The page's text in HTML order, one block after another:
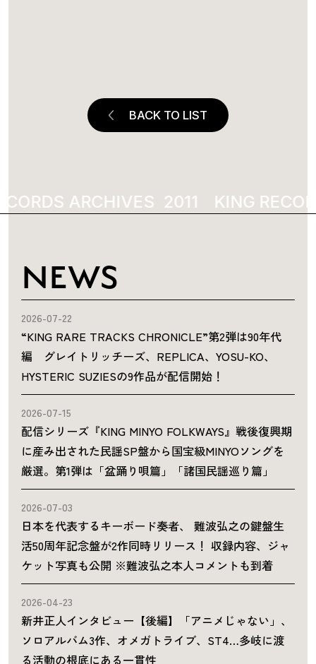
BACK TO LIST
ARCHIVES 2011 KING
NEWS
2026-07-22
“KING RARE TRACKS CHRONICLE”第2弾は90年代
編 グレイトリッチーズ、REPLICA、YOSU-KO、
HYSTERIC SUZIESの9作品が配信開始！
2026-07-15
配信シリーズ『KING MINYO FOLKWAYS』戦後復興期
に産み出された民謡SP盤から国宝級MINYOソングを
厳選。第1弾は「盆踊り唄篇」「諸国民謡巡り篇」
2026-07-03
日本を代表するキーボード奏者、 難波弘之の鍵盤生
活50周年記念盤が2作同時リリース！ 収録内容、ジャ
ケット写真も公開 ※難波弘之本人コメントも到着
2026-04-23
新井正人インタビュー【後編】「アニメじゃない」、
ソロアルバム3作、オメガトライブ、ST4…多岐に渡
る活動の根底にある一貫性